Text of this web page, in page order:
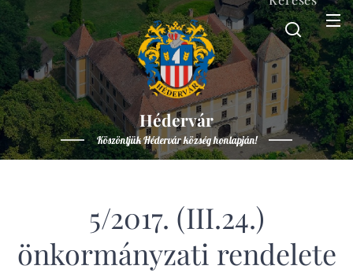
Hédervár
Köszöntjük Hédervár község honlapján!
5/2017. (III.24.)
önkormányzati rendelete